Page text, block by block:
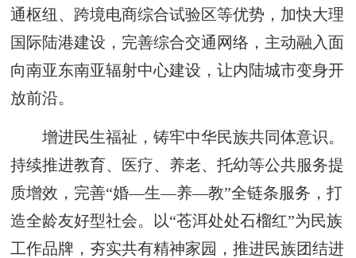
通枢纽、跨境电商综合试验区等优势，加快大理
国际陆港建设，完善综合交通网络，主动融入面
向南亚东南亚辐射中心建设，让内陆城市变身开
放前沿。
增进民生福祉，铸牢中华民族共同体意识。
持续推进教育、医疗、养老、托幼等公共服务提
质增效，完善“婚—生—养—教”全链条服务，打
造全龄友好型社会。以“苍洱处处石榴红”为民族
工作品牌，夯实共有精神家园，推进民族团结进